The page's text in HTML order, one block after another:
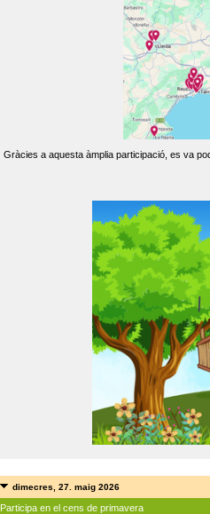
Gràcies a aquesta àmplia participació, es va
dimecres, 27. maig 2026
Participa en el cens de primavera